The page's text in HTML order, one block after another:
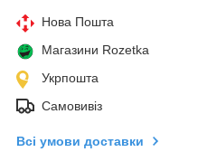
Нова Пошта
Магазини Rozetka
Укрпошта
Самовивіз
Всі умови доставки